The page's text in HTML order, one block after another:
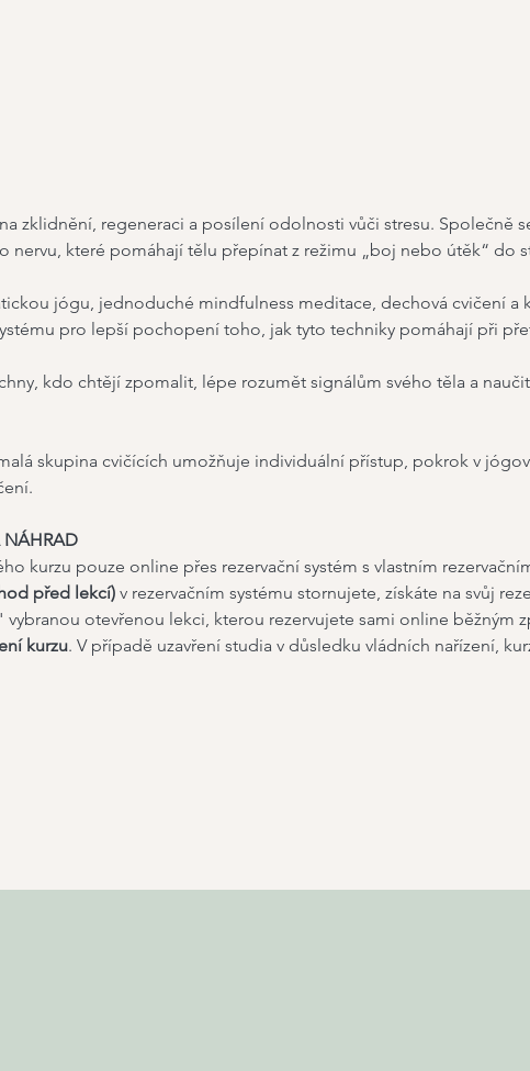
zklidnění, regeneraci a posílení odolnosti vůči stresu. Společně
nervu, které pomáhají tělu přepínat z režimu „boj nebo útěk“ do
jógu, jednoduché mindfulness meditace, dechová cvičení a
pro lepší pochopení toho, jak tyto techniky pomáhají při
kdo chtějí zpomalit, lépe rozumět signálům svého těla a
skupina cvičících umožňuje individuální přístup, pokrok v
NÁHRAD
kurzu pouze online přes rezervační systém s vlastním
před lekcí) v rezervačním systému stornujete, získáte na svůj
otevřenou lekci, kterou rezervujete sami online běžným
kurzu. V případě uzavření studia v důsledku vládních nařízení,